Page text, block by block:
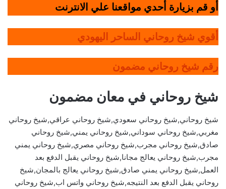
أو قم بزيارة أحدي مواقعنا علي الانترنت
أقوي شيخ روحاني الساحر اليهودي
رقم شيخ روحاني مضمون
شيخ روحاني في معان مضمون
شيخ روحاني,شيخ روحاني سعودي,شيخ روحاني عراقي,شيخ روحاني
مغربي,شيخ روحاني سوداني,شيخ روحاني يمني,شيخ روحاني
صادق,شيخ روحاني مجرب,شيخ روحاني مصري,شيخ روحاني يمني
مجرب,شيخ روحاني يعالج مجانا,شيخ روحاني يقبل الدفع بعد
العمل,شيخ روحاني يمني صادق,شيخ روحاني يعالج بالمجان,شيخ
روحاني يقبل الدفع بعد النتيجه,شيخ روحاني واتس اب,شيخ روحاني